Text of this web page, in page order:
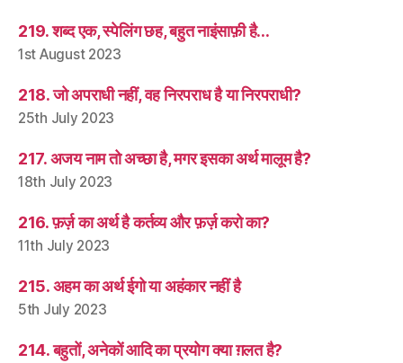
219. शब्द एक, स्पेलिंग छह, बहुत नाइंसाफ़ी है…
1st August 2023
218. जो अपराधी नहीं, वह निरपराध है या निरपराधी?
25th July 2023
217. अजय नाम तो अच्छा है, मगर इसका अर्थ मालूम है?
18th July 2023
216. फ़र्ज़ का अर्थ है कर्तव्य और फ़र्ज़ करो का?
11th July 2023
215. अहम का अर्थ ईगो या अहंकार नहीं है
5th July 2023
214. बहुतों, अनेकों आदि का प्रयोग क्या ग़लत है?